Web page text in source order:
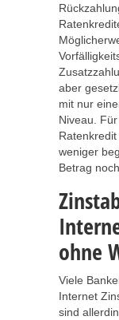
aber
mit nur
Niveau.
weniger
Betrag
ohne
Viele
Internet
sind